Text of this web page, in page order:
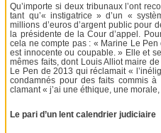
Qu’importe si deux tribunaux l’ont
tant qu’« instigatrice » d’un «
millions d’euros d’argent public pour
la présidente de la Cour d’appel.
cela ne compte pas : « Marine Le
est innocente ou coupable. » Elle et
mêmes faits, dont Louis Alliot maire
Le Pen de 2013 qui réclamait «
condamnés pour des faits commis
clamant « j’ai une éthique, une morale,
Le pari d’un lent calendrier judiciaire